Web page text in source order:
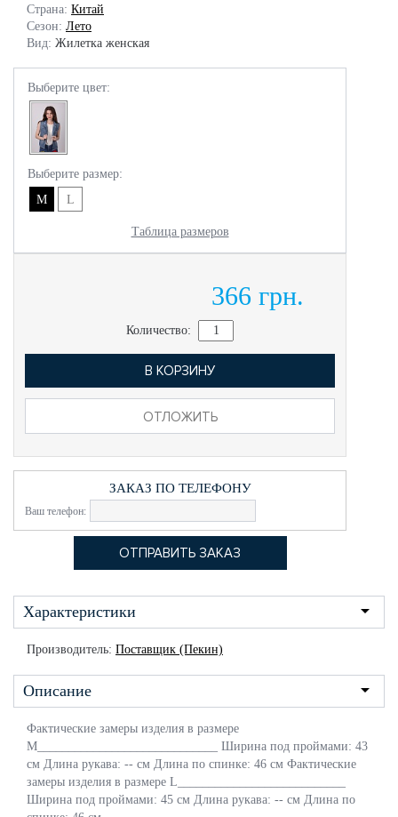
Страна: Китай
Сезон: Лето
Вид: Жилетка женская
Выберите цвет:
Выберите размер:
M
L
Таблица размеров
366 грн.
Количество:
В КОРЗИНУ
ОТЛОЖИТЬ
ЗАКАЗ ПО ТЕЛЕФОНУ
Ваш телефон:
Характеристики
Производитель: Поставщик (Пекин)
Описание
Фактические замеры изделия в размере
M_____________________________ Ширина под проймами: 43
см Длина рукава: -- см Длина по спинке: 46 см Фактические
замеры изделия в размере L___________________________
Ширина под проймами: 45 см Длина рукава: -- см Длина по